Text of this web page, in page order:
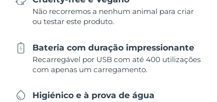
Não recorremos a nenhum animal para criar
ou testar este produto.
Bateria com duração impressionante
Recarregável por USB com até 400 utilizações
com apenas um carregamento.
Higiénico e à prova de água